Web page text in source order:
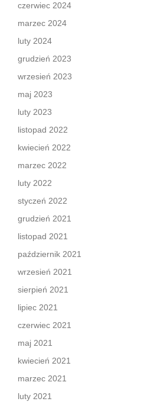
czerwiec 2024
marzec 2024
luty 2024
grudzień 2023
wrzesień 2023
maj 2023
luty 2023
listopad 2022
kwiecień 2022
marzec 2022
luty 2022
styczeń 2022
grudzień 2021
listopad 2021
październik 2021
wrzesień 2021
sierpień 2021
lipiec 2021
czerwiec 2021
maj 2021
kwiecień 2021
marzec 2021
luty 2021